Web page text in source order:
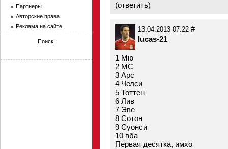
(ответить)
13.04.2013 07:22 #
lucas-21
1 Мю
2 МС
3 Арс
4 Челси
5 Тоттен
6 Лив
7 Эве
8 Сотон
9 Суонси
10 вба
Первая десятка, имхо
Партнеры
Авторские права
Реклама на сайте
Поиск: